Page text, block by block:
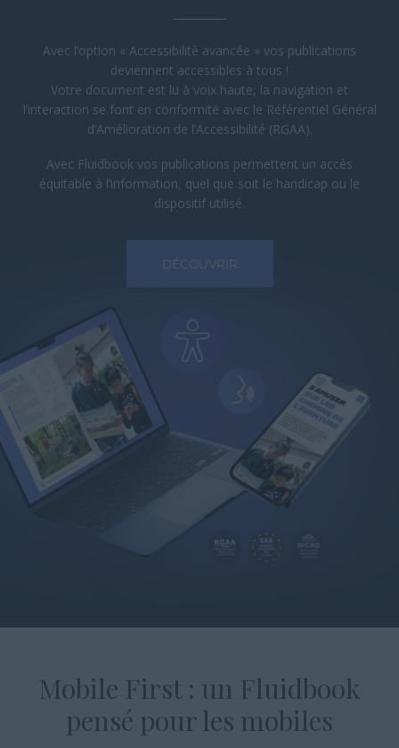
Avec l’option « Accessibilité avancée » vos publications
deviennent accessibles à tous !
Votre document est lu à voix haute, la navigation et
l’interaction se font en conformité avec le Référentiel Général
d’Amélioration de l’Accessibilité (RGAA).
Avec Fluidbook vos publications permettent un accès
équitable à l’information, quel que soit le handicap ou le
dispositif utilisé.
DÉCOUVRIR
Mobile First : un Fluidbook
pensé pour les mobiles